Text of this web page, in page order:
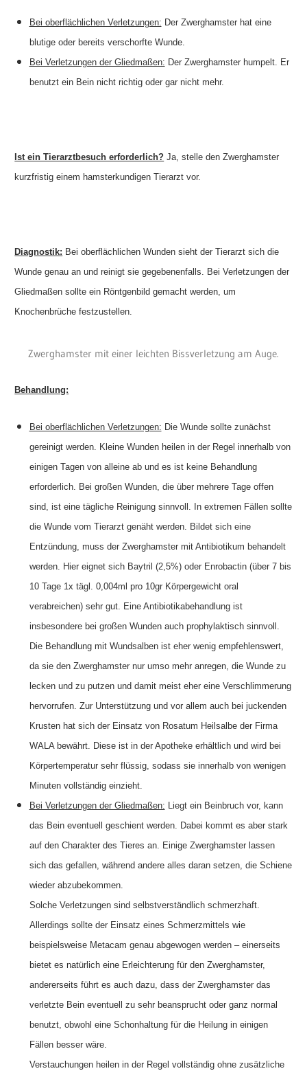
Bei oberflächlichen Verletzungen: Der Zwerghamster hat eine
blutige oder bereits verschorfte Wunde.
Bei Verletzungen der Gliedmaßen: Der Zwerghamster humpelt. Er
benutzt ein Bein nicht richtig oder gar nicht mehr.
Ist ein Tierarztbesuch erforderlich? Ja, stelle den Zwerghamster
kurzfristig einem hamsterkundigen Tierarzt vor.
Diagnostik: Bei oberflächlichen Wunden sieht der Tierarzt sich die
Wunde genau an und reinigt sie gegebenenfalls. Bei Verletzungen der
Gliedmaßen sollte ein Röntgenbild gemacht werden, um
Knochenbrüche festzustellen.
Zwerghamster mit einer leichten Bissverletzung am Auge.
Behandlung:
Bei oberflächlichen Verletzungen: Die Wunde sollte zunächst
gereinigt werden. Kleine Wunden heilen in der Regel innerhalb von
einigen Tagen von alleine ab und es ist keine Behandlung
erforderlich. Bei großen Wunden, die über mehrere Tage offen
sind, ist eine tägliche Reinigung sinnvoll. In extremen Fällen sollte
die Wunde vom Tierarzt genäht werden. Bildet sich eine
Entzündung, muss der Zwerghamster mit Antibiotikum behandelt
werden. Hier eignet sich Baytril (2,5%) oder Enrobactin (über 7 bis
10 Tage 1x tägl. 0,004ml pro 10gr Körpergewicht oral
verabreichen) sehr gut. Eine Antibiotikabehandlung ist
insbesondere bei großen Wunden auch prophylaktisch sinnvoll.
Die Behandlung mit Wundsalben ist eher wenig empfehlenswert,
da sie den Zwerghamster nur umso mehr anregen, die Wunde zu
lecken und zu putzen und damit meist eher eine Verschlimmerung
hervorrufen. Zur Unterstützung und vor allem auch bei juckenden
Krusten hat sich der Einsatz von Rosatum Heilsalbe der Firma
WALA bewährt. Diese ist in der Apotheke erhältlich und wird bei
Körpertemperatur sehr flüssig, sodass sie innerhalb von wenigen
Minuten vollständig einzieht.
Bei Verletzungen der Gliedmaßen: Liegt ein Beinbruch vor, kann
das Bein eventuell geschient werden. Dabei kommt es aber stark
auf den Charakter des Tieres an. Einige Zwerghamster lassen
sich das gefallen, während andere alles daran setzen, die Schiene
wieder abzubekommen.
Solche Verletzungen sind selbstverständlich schmerzhaft.
Allerdings sollte der Einsatz eines Schmerzmittels wie
beispielsweise Metacam genau abgewogen werden – einerseits
bietet es natürlich eine Erleichterung für den Zwerghamster,
andererseits führt es auch dazu, dass der Zwerghamster das
verletzte Bein eventuell zu sehr beansprucht oder ganz normal
benutzt, obwohl eine Schonhaltung für die Heilung in einigen
Fällen besser wäre.
Verstauchungen heilen in der Regel vollständig ohne zusätzliche